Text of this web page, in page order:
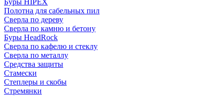
Буры HIPEX
Полотна для сабельных пил
Сверла по дереву
Сверла по камню и бетону
Буры HeadRock
Сверла по кафелю и стеклу
Сверла по металлу
Средства защиты
Стамески
Степлеры и скобы
Стремянки